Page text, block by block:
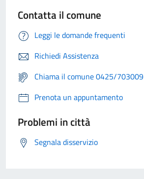
Contatta il comune
Leggi le domande frequenti
Richiedi Assistenza
Chiama il comune 0425/703009
Prenota un appuntamento
Problemi in città
Segnala disservizio